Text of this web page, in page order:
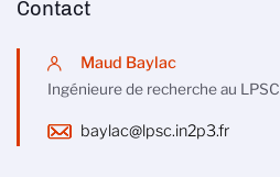
Contact
Maud Baylac
Ingénieure de recherche au LPSC
baylac@lpsc.in2p3.fr